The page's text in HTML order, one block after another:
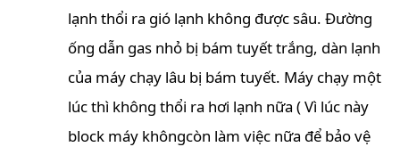
lạnh thổi ra gió lạnh không được sâu. Đường
ống dẫn gas nhỏ bị bám tuyết trắng, dàn lạnh
của máy chạy lâu bị bám tuyết. Máy chạy một
lúc thì không thổi ra hơi lạnh nữa ( Vì lúc này
block máy khôngcòn làm việc nữa để bảo vệ